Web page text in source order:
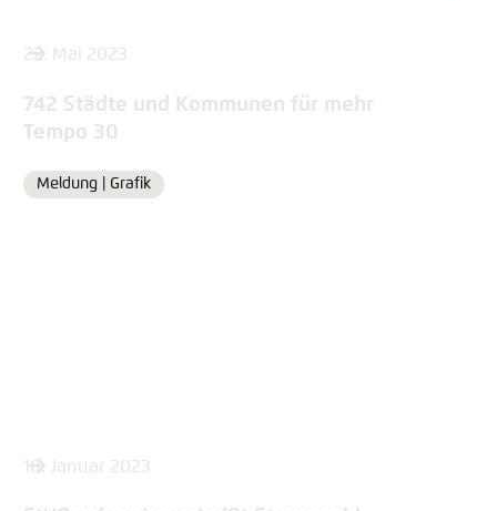
22. Mai 2023
742 Städte und Kommunen für mehr
Tempo 30
Format
Meldung | Grafik
18. Januar 2023